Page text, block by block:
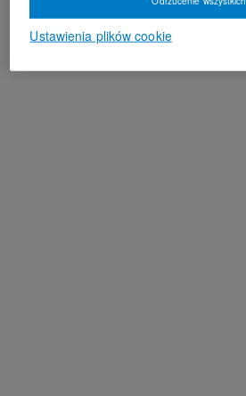
Ustawienia plików cookie